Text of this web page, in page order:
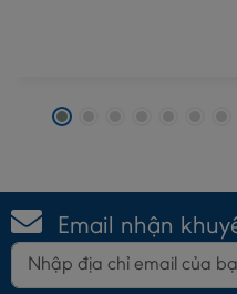
Email nhận